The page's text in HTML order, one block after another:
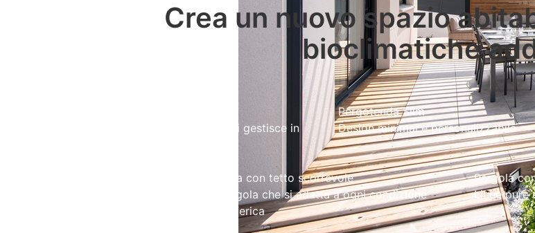
Crea un nuovo spazio
bioclimatiche
La pergotenda in alluminio che si gestisce in
Pergotenda Slim
Design minimal e personalizzabile
Pergola con tetto scorrevole
La pergola che si adatta a ogni condizione
atmosferica
Pergola
Linee pure